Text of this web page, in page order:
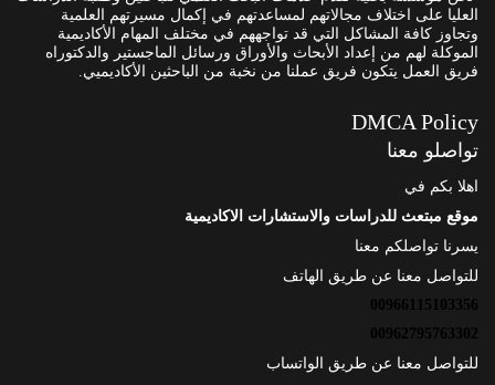
العليا على اختلاف مجالاتهم لمساعدتهم في إكمال مسيرتهم العلمية
وتجاوز كافة المشاكل التي قد تواجههم في مختلف المهام الأكاديمية
الموكلة لهم من إعداد الأبحاث والأوراق ورسائل الماجستير والدكتوراه
فريق العمل يتكون فريق عملنا من نخبة من الباحثين الأكاديميي.
DMCA Policy
تواصلو معنا
اهلا بكم في
موقع مبتعث للدراسات والاستشارات الاكاديمية
يسرنا تواصلكم معنا
للتواصل معنا عن طريق الهاتف
00966115103356
00962795763302
للتواصل معنا عن طريق الواتساب